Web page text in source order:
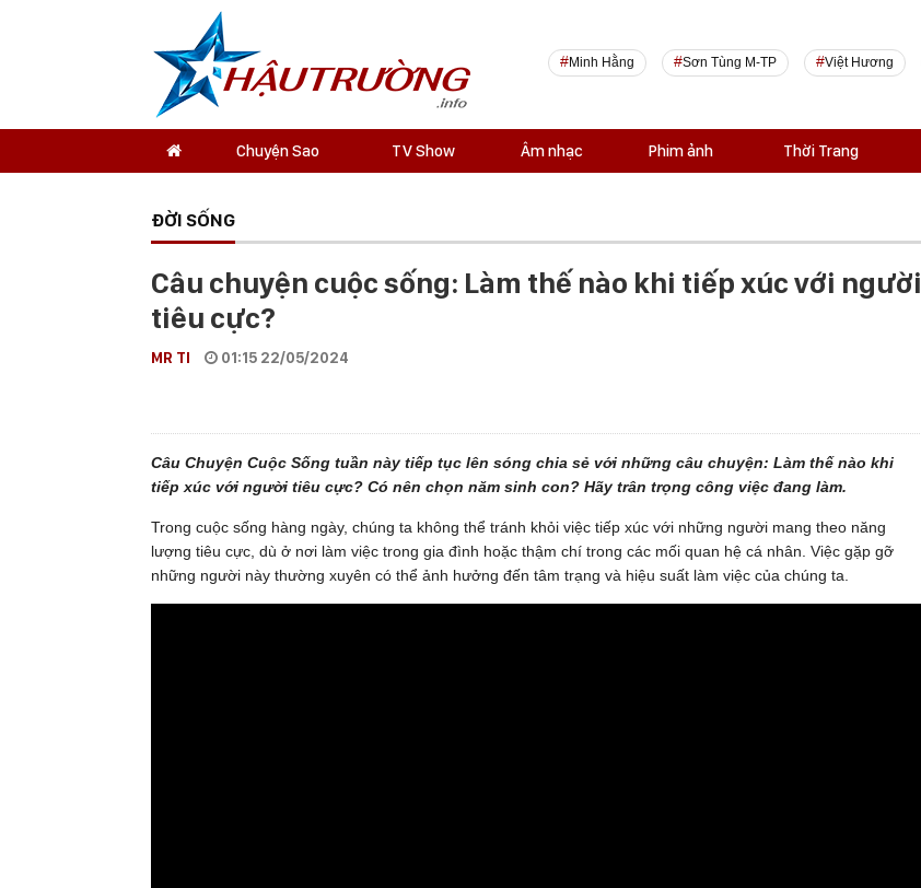
Minh Hằng Sơn Tùng M-TP Việt Hương
Chuyện Sao TV Show Âm nhạc Phim ảnh Thời Trang
ĐỜI SỐNG
Câu chuyện cuộc sống: Làm thế nào khi tiếp xúc với người
tiêu cực?
MR TI 01:15 22/05/2024
Câu Chuyện Cuộc Sống tuần này tiếp tục lên sóng chia sẻ với những câu chuyện: Làm thế nào khi
tiếp xúc với người tiêu cực? Có nên chọn năm sinh con? Hãy trân trọng công việc đang làm.
Trong cuộc sống hàng ngày, chúng ta không thể tránh khỏi việc tiếp xúc với những người mang theo năng
lượng tiêu cực, dù ở nơi làm việc trong gia đình hoặc thậm chí trong các mối quan hệ cá nhân. Việc gặp gỡ
những người này thường xuyên có thể ảnh hưởng đến tâm trạng và hiệu suất làm việc của chúng ta.